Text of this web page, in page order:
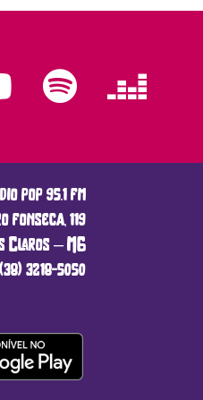
pop 95.1 fm
fonseca, 119
Claros – MG
3218-5050